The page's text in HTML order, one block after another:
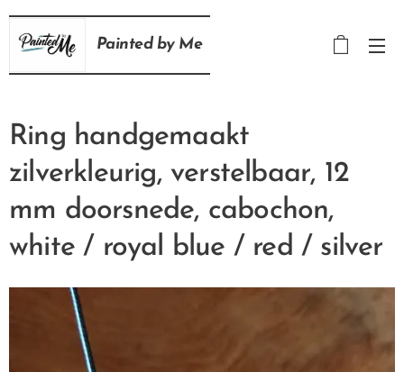
Painted byMe
Ring handgemaakt
zilverkleurig, verstelbaar, 12
mm doorsnede, cabochon,
white / royal blue / red / silver